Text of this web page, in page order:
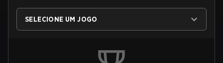
SELECIONE UM JOGO